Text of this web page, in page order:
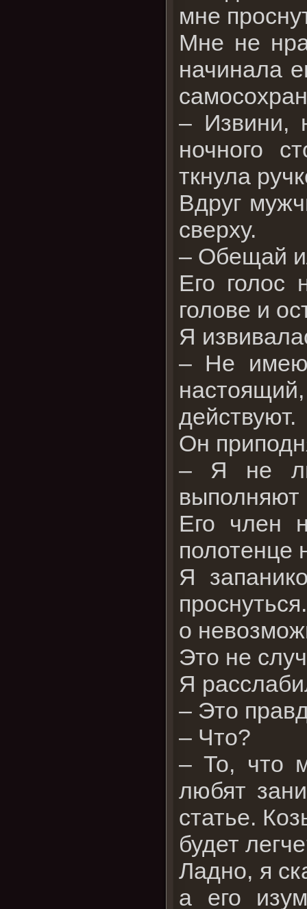
мне
Мне не
начинала
– Извини,
ночного
ткнула
Вдруг
сверху.
– Обещай
Его голос
голове и
Я
– Не имею
действуют.
Он
– Я не
выполняют
Его член
полотенце
Я
о
Это не
Я
– Это
– Что?
– То, что
любят
статье.
будет
Ладно, я
а его